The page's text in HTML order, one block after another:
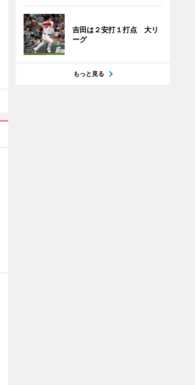
吉田は２安打１打点 大リ
ーグ
もっと見る